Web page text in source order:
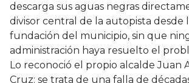
descarga sus aguas negras
divisor central de la autopista desde
fundación del municipio, sin que
administración haya resuelto el
Lo reconoció el propio alcalde Juan
Cruz: se trata de una falla de